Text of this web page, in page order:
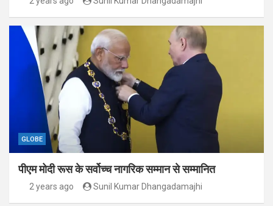
GLOBE
पीएम मोदी रूस के सर्वोच्च नागरिक सम्मान से सम्मानित
2 years ago Sunil Kumar Dhangadamajhi